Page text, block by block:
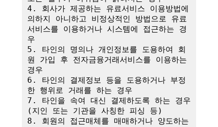
4. 회사가 제공하는 유료서비스 이용방법에
의하지 아니하고 비정상적인 방법으로 유료
서비스를 이용하거나 시스템에 접근하는 경
우
5. 타인의 명의나 개인정보를 도용하여 회
원 가입 후 전자금융거래서비스를 이용하는
경우
6. 타인의 결제정보 등을 도용하거나 부정
한 행위로 거래를 하는 경우
7. 타인을 속여 대신 결제하도록 하는 경우
(지인 또는 기관을 사칭한 피싱 등)
8. 회원의 접근매체를 매매하거나 양도하는